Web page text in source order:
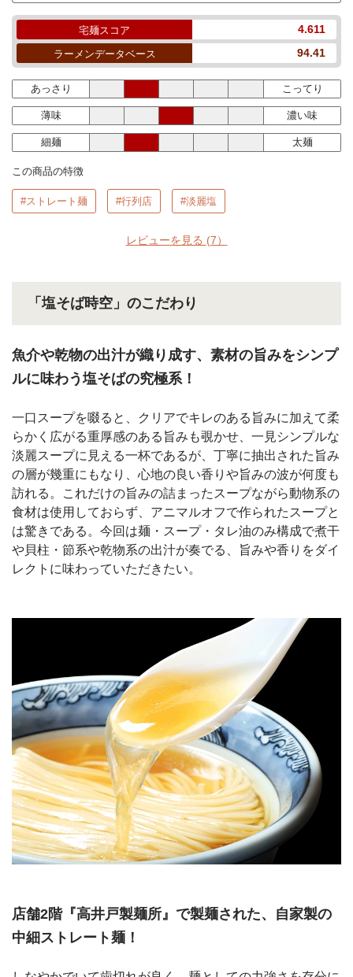
宅麺スコア 4.611
ラーメンデータベース 94.41
あっさり こってり
薄味 濃い味
細麺 太麺
この商品の特徴
#ストレート麺 #行列店 #淡麗塩
レビューを見る (7）
「塩そば時空」のこだわり
魚介や乾物の出汁が織り成す、素材の旨みをシンプ
ルに味わう塩そばの究極系！
一口スープを啜ると、クリアでキレのある旨みに加えて柔
らかく広がる重厚感のある旨みも覗かせ、一見シンプルな
淡麗スープに見える一杯であるが、丁寧に抽出された旨み
の層が幾重にもなり、心地の良い香りや旨みの波が何度も
訪れる。これだけの旨みの詰まったスープながら動物系の
食材は使用しておらず、アニマルオフで作られたスープと
は驚きである。今回は麺・スープ・タレ油のみ構成で煮干
や貝柱・節系や乾物系の出汁が奏でる、旨みや香りをダイ
レクトに味わっていただきたい。
店舗2階『高井戸製麺所』で製麺された、自家製の
中細ストレート麺！